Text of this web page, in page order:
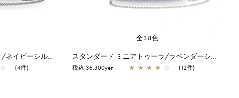
スタンダード ミニアトゥーラ/ネイビーシルバー
☆ (4件)
全38色
スタンダード ミニアトゥーラ/ラベンダーシルバー
税込 36,300yen ★ ★ ★ ★ ☆ (12件)